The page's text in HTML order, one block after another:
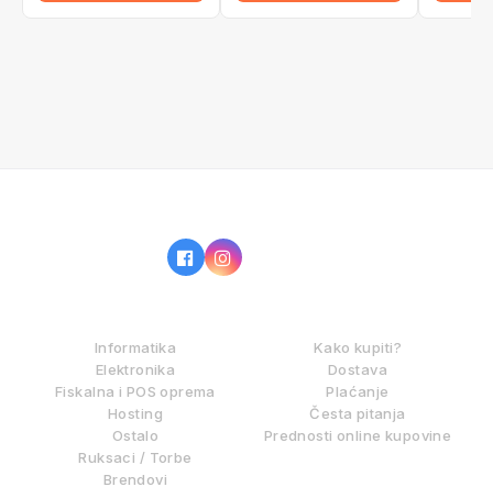
Informatika
Elektronika
Fiskalna i POS oprema
Hosting
Ostalo
Ruksaci / Torbe
Brendovi
Kako kupiti?
Dostava
Plaćanje
Česta pitanja
Prednosti online kupovine